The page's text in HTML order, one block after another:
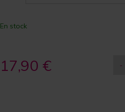
En stock
17,90 € -